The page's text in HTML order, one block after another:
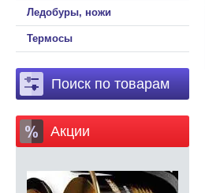
Ледобуры, ножи
Термосы
Поиск по товарам
Акции